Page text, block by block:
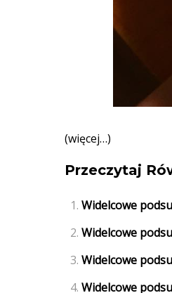
(więcej…)
Przeczytaj
Widelcowe
Widelcowe
Widelcowe
Widelcowe